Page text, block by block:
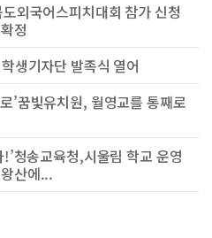
외국어스피치대회 참가 신청
정
생기자단 발족식 열어
’꿈빛유치원, 월영교를 통째로
청송교육청,시울림 학교 운영
산에...